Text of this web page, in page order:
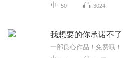
50 3024
我想要的你承诺不了